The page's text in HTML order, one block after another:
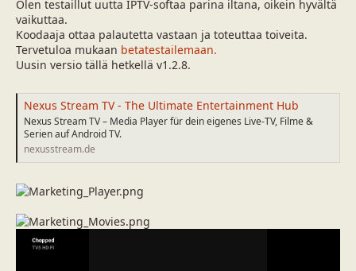
n
a
l
o
i
m
ä
ä
r
Olen testaillut uutta IPTV-softaa parina iltana, oikein hyvältä
vaikuttaa.
Koodaaja ottaa palautetta vastaan ja toteuttaa toiveita.
Tervetuloa mukaan betatestailemaan.
Uusin versio tällä hetkellä v1.2.8.
Nexus Stream TV - The Ultimate Entertainment Hub
Nexus Stream TV – Media Player für dein eigenes Live-TV, Filme &
Serien auf Android TV.
nexusstream.de